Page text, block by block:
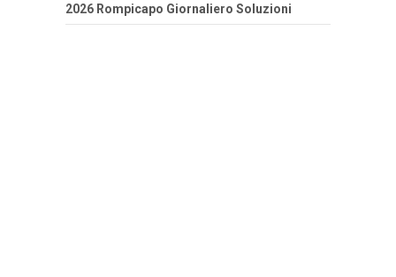
2026 Rompicapo Giornaliero Soluzioni